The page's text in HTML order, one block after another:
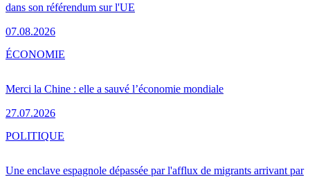
dans son référendum sur l'UE
07.08.2026
Merci la Chine : elle a sauvé l’économie mondiale
27.07.2026
ÉCONOMIE
Une enclave espagnole dépassée par l'afflux de migrants arrivant par
POLITIQUE